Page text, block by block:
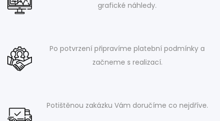
grafické náhledy.
Po potvrzení připravíme platební podmínky a
začneme s realizací.
Potištěnou zakázku Vám doručíme co nejdříve.